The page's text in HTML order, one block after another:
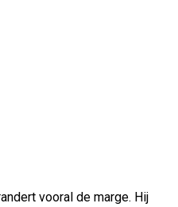
vooral de marge. Hij